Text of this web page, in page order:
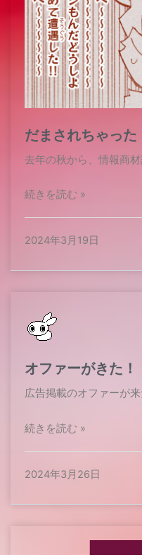
だまされちゃった
去年の秋から、情報商
続きを読む »
2024年3月19日
オファーがきた！
広告掲載のオファーが来
続きを読む »
2024年3月26日